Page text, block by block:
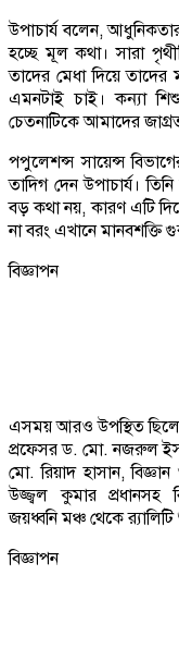
উপাচার্য বলেন,
হচ্ছে মূল কথা। সারা
তাদের মেধা দিয়ে
এমনটাই চাই। কন্যা
চেতনাটিকে আমাদের
পপুলেশন্স সায়েন্স
তাদিগ দেন উপাচার্য।
বড় কথা নয়, কারণ এটি
না বরং এখানে মানবশক্তি
বিজ্ঞাপন
এসময় আরও উপস্থিত ছিলেন
প্রফেসর ড. মো. নজরুল
মো. রিয়াদ হাসান,
উজ্জ্বল কুমার প্রধানসহ
জয়ধ্বনি মঞ্চ থেকে
বিজ্ঞাপন